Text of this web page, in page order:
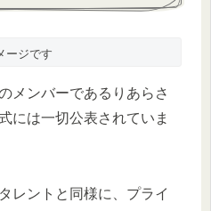
ージです
メンバーであるりあらさ
には一切公表されていま
レントと同様に、プライ